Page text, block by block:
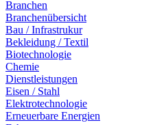
Branchen
Branchenübersicht
Bau / Infrastrukur
Bekleidung / Textil
Biotechnologie
Chemie
Dienstleistungen
Eisen / Stahl
Elektrotechnologie
Erneuerbare Energien